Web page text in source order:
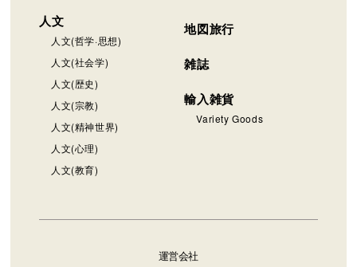
人文
人文(哲学·思想)
人文(社会学)
人文(歴史)
人文(宗教)
人文(精神世界)
人文(心理)
人文(教育)
地図旅行
雑誌
輸入雑貨
Variety Goods
運営会社